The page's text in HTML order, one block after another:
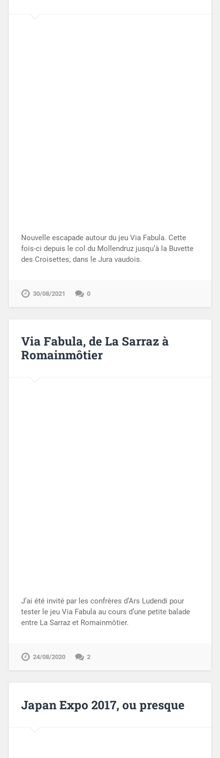
Nouvelle escapade autour du jeu Via Fabula. Cette
fois-ci depuis le col du Mollendruz jusqu’à la Buvette
des Croisettes, dans le Jura vaudois.
30/08/2021 0
Via Fabula, de La Sarraz à
Romainmôtier
J’ai été invité par les confrères d’Ars Ludendi pour
tester le jeu Via Fabula au cours d’une petite balade
entre La Sarraz et Romainmôtier.
24/08/2020 2
Japan Expo 2017, ou presque